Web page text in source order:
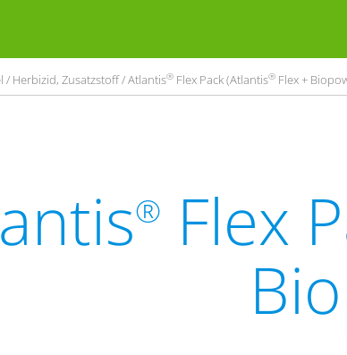
/ Herbizid, Zusatzstoff / Atlantis® Flex Pack (Atlantis® Flex +
® Flex